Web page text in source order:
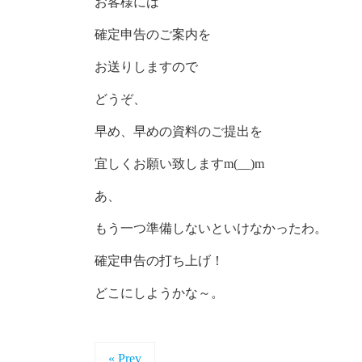
確定申告のご案内を
お送りしますので
どうぞ、
早め、早めの資料のご提出を
宜しくお願い致しますm(__)m
あ、
もう一つ準備しないといけなかったわ。
確定申告の打ち上げ！
どこにしようかな～。
« Prev